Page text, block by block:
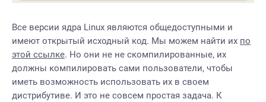
Все версии ядра Linux являются общедоступными и
имеют открытый исходный код. Мы можем найти их по
этой ссылке. Но они не не скомпилированные, их
должны компилировать сами пользователи, чтобы
иметь возможность использовать их в своем
дистрибутиве. И это не совсем простая задача. К